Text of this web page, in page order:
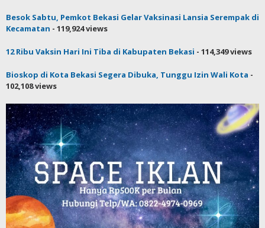
Besok Sabtu, Pemkot Bekasi Gelar Vaksinasi Lansia Serempak di
Kecamatan - 119,924 views
12 Ribu Vaksin Hari Ini Tiba di Kabupaten Bekasi - 114,349 views
Bioskop di Kota Bekasi Segera Dibuka, Tunggu Izin Wali Kota -
102,108 views